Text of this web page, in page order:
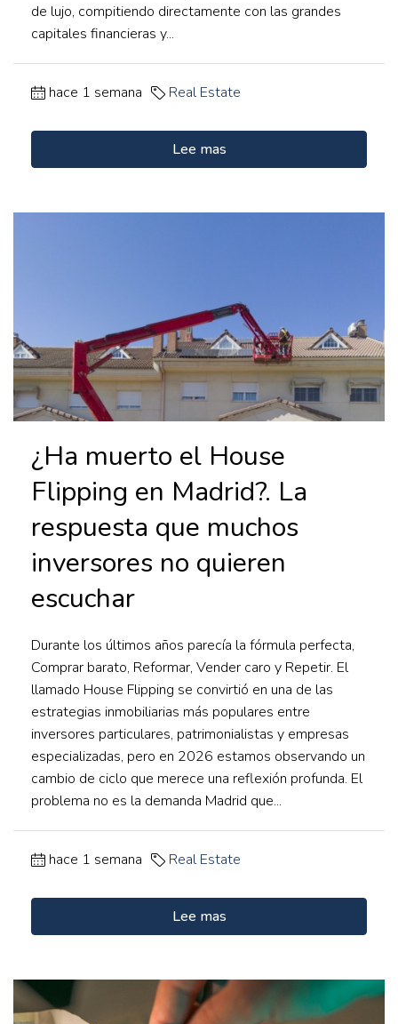
de lujo, compitiendo directamente con las grandes
capitales financieras y...
hace 1 semana Real Estate
Lee mas
¿Ha muerto el House
Flipping en Madrid?. La
respuesta que muchos
inversores no quieren
escuchar
Durante los últimos años parecía la fórmula perfecta,
Comprar barato, Reformar, Vender caro y Repetir. El
llamado House Flipping se convirtió en una de las
estrategias inmobiliarias más populares entre
inversores particulares, patrimonialistas y empresas
especializadas, pero en 2026 estamos observando un
cambio de ciclo que merece una reflexión profunda. El
problema no es la demanda Madrid que...
hace 1 semana Real Estate
Lee mas